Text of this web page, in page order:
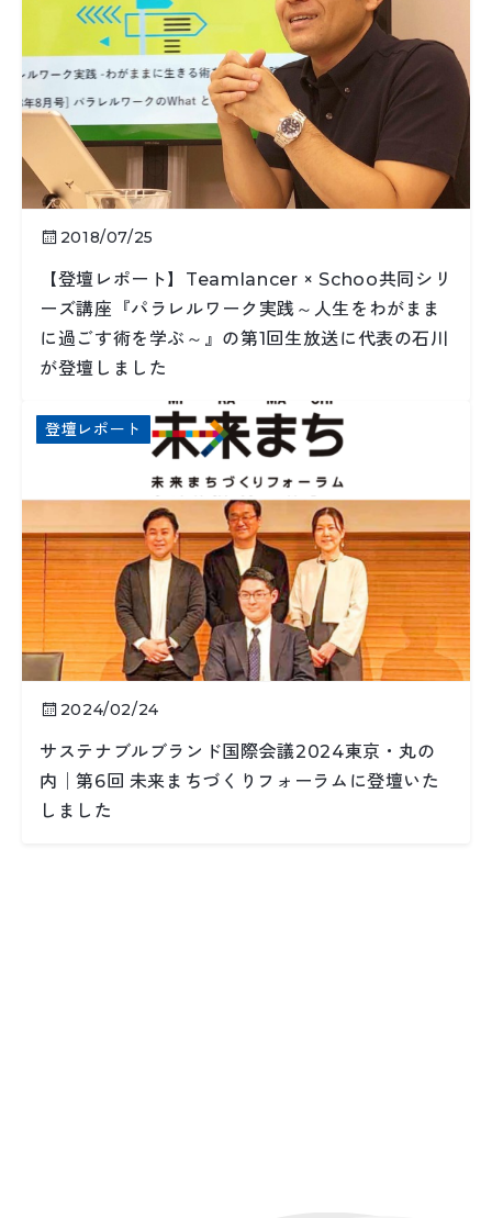
2018/07/25
【登壇レポート】Teamlancer × Schoo共同シリ
ーズ講座『パラレルワーク実践～人生をわがまま
に過ごす術を学ぶ～』の第1回生放送に代表の石川
が登壇しました
登壇レポート
2024/02/24
サステナブルブランド国際会議2024東京・丸の
内│第6回 未来まちづくりフォーラムに登壇いた
しました